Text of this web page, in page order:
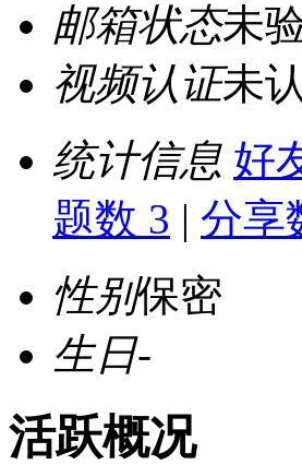
邮箱状态未
视频认证未
统计信息 好
题数 3 | 分享
性别保密
生日-
活跃概况